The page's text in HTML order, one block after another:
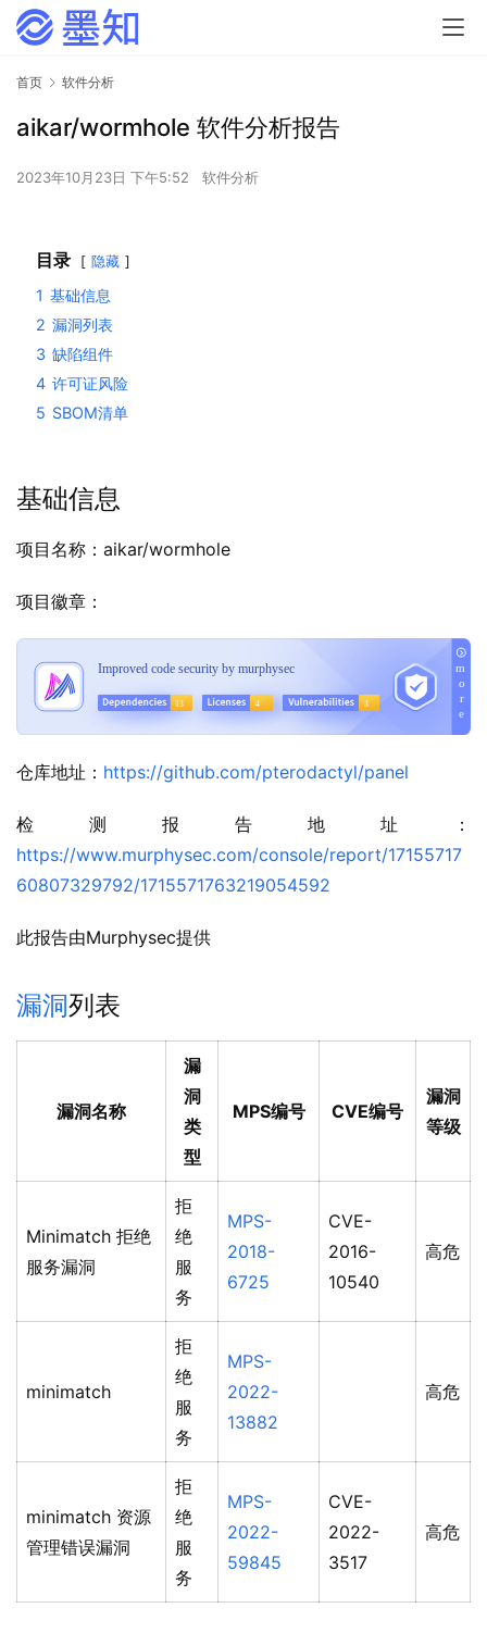
首页 软件分析
aikar/wormhole 软件分析报告
2023年10月23日 下午5:52 软件分析
目录 隐藏
1 基础信息
2 漏洞列表
3 缺陷组件
4 许可证风险
5 SBOM清单
基础信息
项目名称：aikar/wormhole
项目徽章：
仓库地址： https://github.com/pterodactyl/panel
检测报告地址：
https://www.murphysec.com/console/report/17155717
60807329792/1715571763219054592
此报告由Murphysec提供
漏洞列表
漏洞名称
漏
洞
类
型
MPS编号 CVE编号
漏洞
等级
Minimatch 拒绝
服务漏洞
拒
绝
服
务
MPS-
2018-
6725
CVE-
2016-
10540
高危
minimatch
拒
绝
服
务
MPS-
2022-
13882
高危
minimatch 资源
管理错误漏洞
拒
绝
服
务
MPS-
2022-
59845
CVE-
2022-
3517
高危